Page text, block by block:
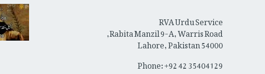
RVA Urdu Service
Rabita Manzil 9-A, Warris Road,
Lahore, Pakistan 54000
Phone: +92 42 35404129